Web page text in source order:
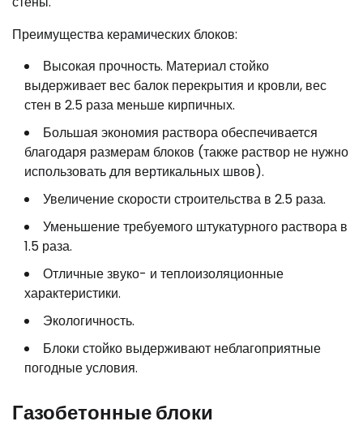
Преимущества керамических блоков:
Высокая прочность. Материал стойко
выдерживает вес балок перекрытия и кровли, вес
стен в 2.5 раза меньше кирпичных.
Большая экономия раствора обеспечивается
благодаря размерам блоков (также раствор не нужно
использовать для вертикальных швов).
Увеличение скорости строительства в 2.5 раза.
Уменьшение требуемого штукатурного раствора в
1.5 раза.
Отличные звуко- и теплоизоляционные
характеристики.
Экологичность.
Блоки стойко выдерживают неблагоприятные
погодные условия.
Газобетонные блоки